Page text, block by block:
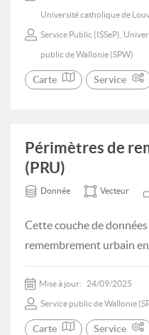
Université catholique de
Service Public (ISSeP),
public de Wallonie (SPW)
Carte Service
Périmètres de
(PRU)
Donnée Vecteur
Cette couche de
remembrement urbain
Mise à jour: 24/09/2025
Service public de Wallonie
Carte Service